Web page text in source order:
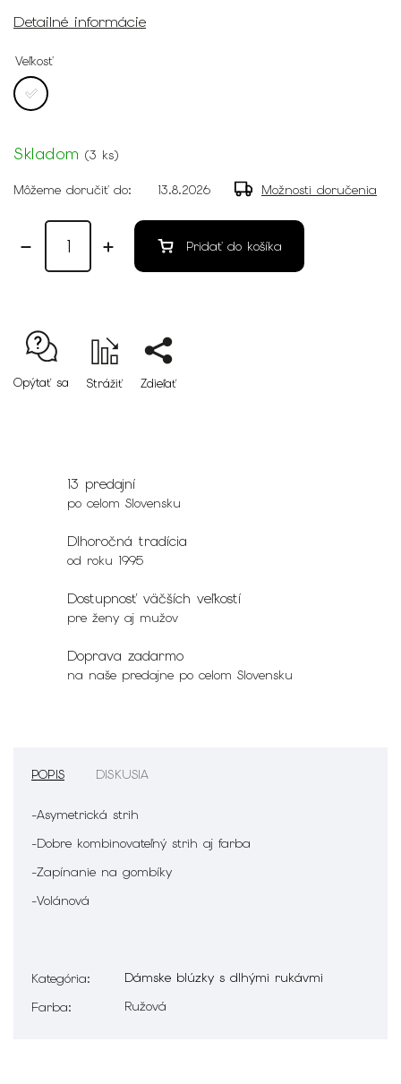
Detailné informácie
Veľkosť
Skladom (3 ks)
Môžeme doručiť do: 13.8.2026 Možnosti doručenia
Pridať do košíka
Opýtať sa Strážiť Zdieľať
13 predajní
po celom Slovensku
Dlhoročná tradícia
od roku 1995
Dostupnosť väčších veľkostí
pre ženy aj mužov
Doprava zadarmo
na naše predajne po celom Slovensku
POPIS DISKUSIA
-Asymetrická strih
-Dobre kombinovateľný strih aj farba
-Zapínanie na gombíky
-Volánová
Kategória:
Dámske blúzky s dlhými rukávmi
Farba: Ružová